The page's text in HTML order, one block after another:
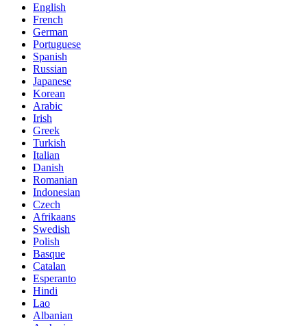
English
French
German
Portuguese
Spanish
Russian
Japanese
Korean
Arabic
Irish
Greek
Turkish
Italian
Danish
Romanian
Indonesian
Czech
Afrikaans
Swedish
Polish
Basque
Catalan
Esperanto
Hindi
Lao
Albanian